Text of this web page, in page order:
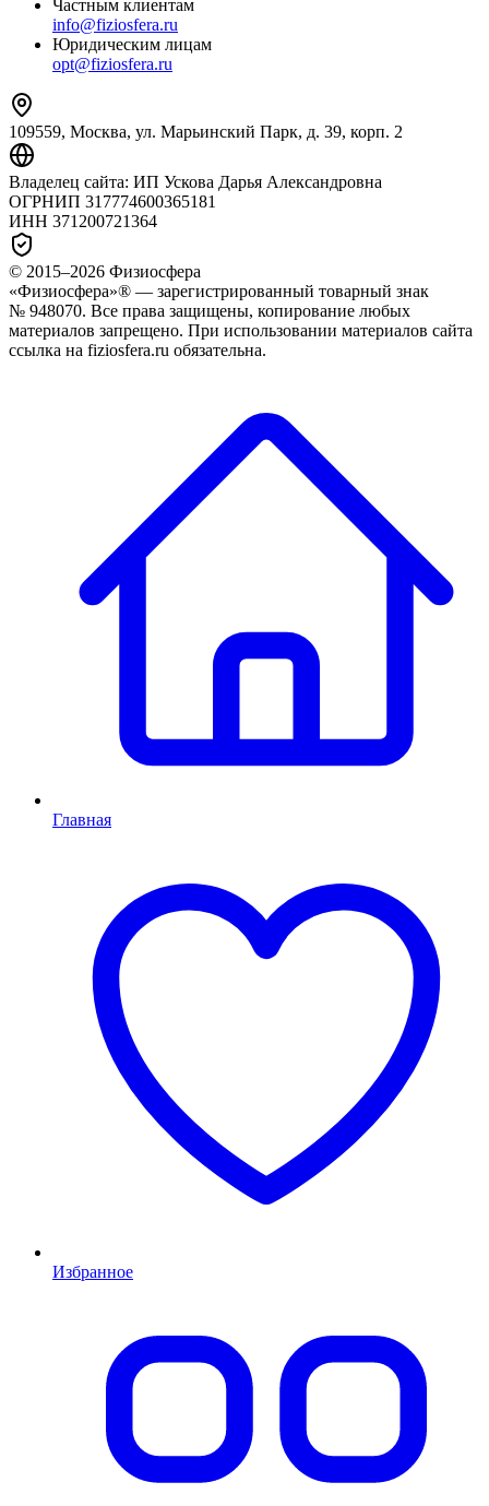
Частным клиентам
info@fiziosfera.ru
Юридическим лицам
opt@fiziosfera.ru
109559, Москва, ул. Марьинский Парк, д. 39, корп. 2
Владелец сайта: ИП Ускова Дарья Александровна
ОГРНИП 317774600365181
ИНН 371200721364
© 2015–2026 Физиосфера
«Физиосфера»® — зарегистрированный товарный знак
№ 948070. Все права защищены, копирование любых
материалов запрещено. При использовании материалов сайта
ссылка на fiziosfera.ru обязательна.
Главная
Избранное